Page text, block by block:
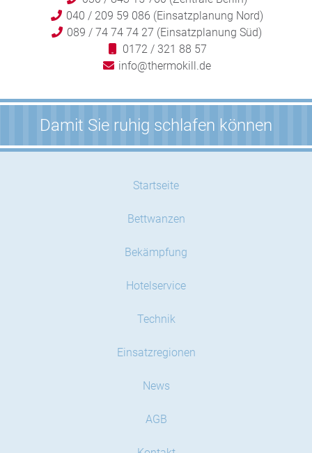
040 / 209 59 086 (Einsatzplanung Nord)
089 / 74 74 74 27 (Einsatzplanung Süd)
0172 / 321 88 57
info@thermokill.de
Damit Sie ruhig schlafen können
Startseite
Bettwanzen
Bekämpfung
Hotelservice
Technik
Einsatzregionen
News
AGB